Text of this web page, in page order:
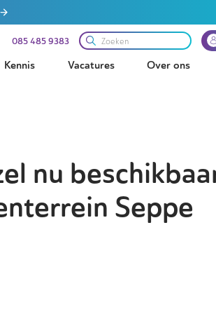
085 485 9383
Kennis Vacatures Over ons
nu
Seppe